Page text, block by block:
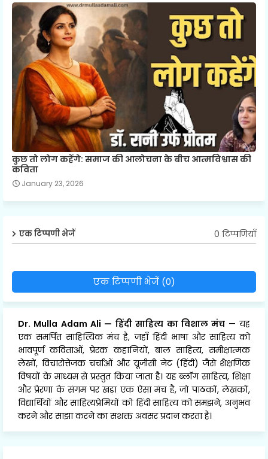
कुछ तो लोग कहेंगे: समाज की आलोचना के बीच आत्मविश्वास की
कविता
January 23, 2026
एक टिप्पणी भेजें 0 टिप्पणियाँ
एक टिप्पणी भेजें (0)
Dr. Mulla Adam Ali — हिंदी साहित्य का विशाल मंच — यह
एक समर्पित साहित्यिक मंच है, जहाँ हिंदी भाषा और साहित्य को
भावपूर्ण कविताओं, प्रेरक कहानियों, बाल साहित्य, समीक्षात्मक
लेखों, विचारोत्तेजक चर्चाओं और यूजीसी नेट (हिंदी) जैसे शैक्षणिक
विषयों के माध्यम से प्रस्तुत किया जाता है। यह ब्लॉग साहित्य, शिक्षा
और प्रेरणा के संगम पर खड़ा एक ऐसा मंच है, जो पाठकों, लेखकों,
विद्यार्थियों और साहित्यप्रेमियों को हिंदी साहित्य को समझने, अनुभव
करने और साझा करने का सशक्त अवसर प्रदान करता है।